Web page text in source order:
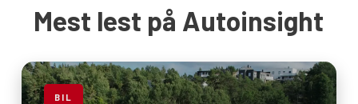
Mest lest på Autoinsight
BIL